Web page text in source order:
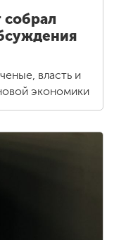
власть и
экономики